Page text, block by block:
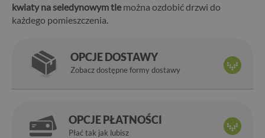
kwiaty na seledynowym tlemożna ozdobić drzwi do
każdego pomieszczenia.
OPCJE DOSTAWY
Zobacz dostępne formy dostawy
OPCJE PŁATNOŚCI
Płać tak jak lubisz